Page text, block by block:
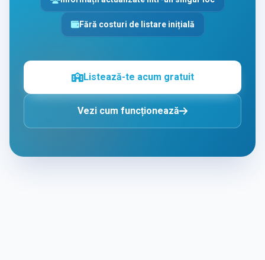
Fără costuri de listare inițială
Listează-te acum gratuit
Vezi cum funcționează